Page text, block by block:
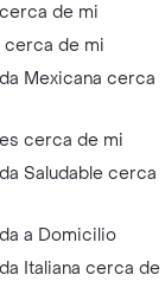
de mi
cerca de mi
Mexicana cerca
cerca de mi
Saludable cerca
a Domicilio
Italiana cerca de